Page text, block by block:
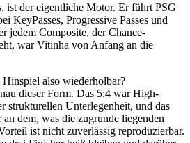
ist der eigentliche Motor. Er führt PSG
KeyPasses, Progressive Passes und
jedem Composite, der Chance-
war Vitinha von Anfang an die
Hinspiel also wiederholbar?
dieser Form. Das 5:4 war High-
strukturellen Unterlegenheit, und das
dem, was die zugrunde liegenden
ist nicht zuverlässig reproduzierbar.